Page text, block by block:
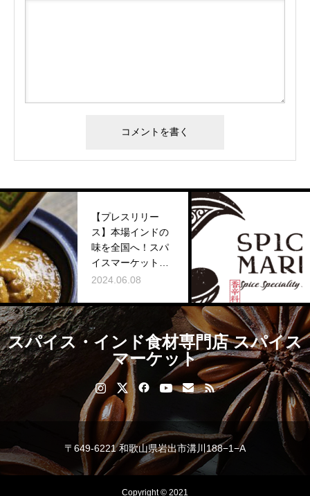
【プレスリリー
ス】本場インドの
味を全国へ！スパ
イスマーケットが
「クシュクシュ」
の本格冷凍カレー
を販売開始！
2024.06.08
ロ
し
スパイス・インド食材専門店 スパイス
マーケット
〒649-6221 和歌山県岩出市溝川188−1−A
Copyright © 2021